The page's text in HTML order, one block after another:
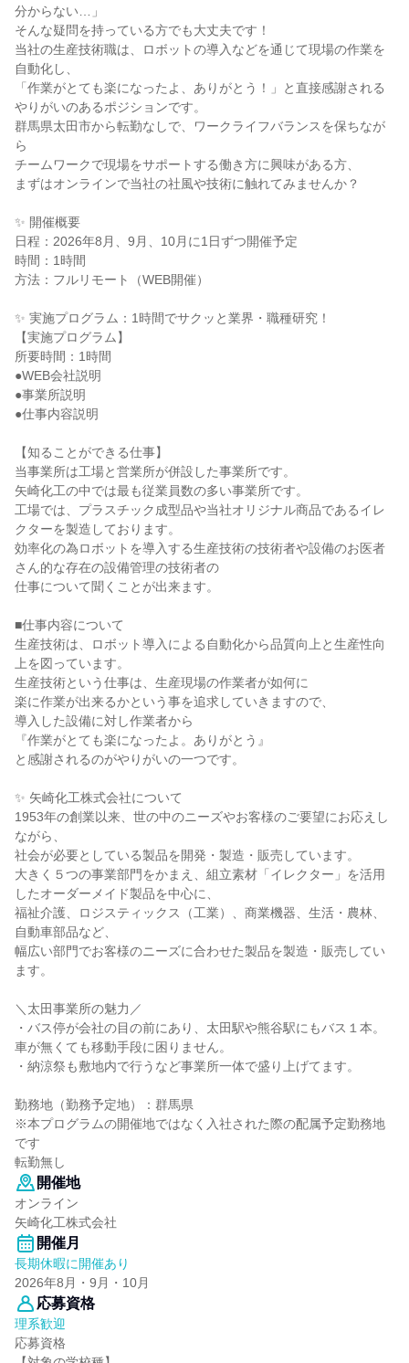
分からない…」
そんな疑問を持っている方でも大丈夫です！
当社の生産技術職は、ロボットの導入などを通じて現場の作業を
自動化し、
「作業がとても楽になったよ、ありがとう！」と直接感謝される
やりがいのあるポジションです。
群馬県太田市から転勤なしで、ワークライフバランスを保ちなが
ら
チームワークで現場をサポートする働き方に興味がある方、
まずはオンラインで当社の社風や技術に触れてみませんか？
✨ 開催概要
日程：2026年8月、9月、10月に1日ずつ開催予定
時間：1時間
方法：フルリモート（WEB開催）
✨ 実施プログラム：1時間でサクッと業界・職種研究！
【実施プログラム】
所要時間：1時間
●WEB会社説明
●事業所説明
●仕事内容説明
【知ることができる仕事】
当事業所は工場と営業所が併設した事業所です。
矢崎化工の中では最も従業員数の多い事業所です。
工場では、プラスチック成型品や当社オリジナル商品であるイレ
クターを製造しております。
効率化の為ロボットを導入する生産技術の技術者や設備のお医者
さん的な存在の設備管理の技術者の
仕事について聞くことが出来ます。
■仕事内容について
生産技術は、ロボット導入による自動化から品質向上と生産性向
上を図っています。
生産技術という仕事は、生産現場の作業者が如何に
楽に作業が出来るかという事を追求していきますので、
導入した設備に対し作業者から
『作業がとても楽になったよ。ありがとう』
と感謝されるのがやりがいの一つです。
✨ 矢崎化工株式会社について
1953年の創業以来、世の中のニーズやお客様のご要望にお応えし
ながら、
社会が必要としている製品を開発・製造・販売しています。
大きく５つの事業部門をかまえ、組立素材「イレクター」を活用
したオーダーメイド製品を中心に、
福祉介護、ロジスティックス（工業）、商業機器、生活・農林、
自動車部品など、
幅広い部門でお客様のニーズに合わせた製品を製造・販売してい
ます。
＼太田事業所の魅力／
・バス停が会社の目の前にあり、太田駅や熊谷駅にもバス１本。
車が無くても移動手段に困りません。
・納涼祭も敷地内で行うなど事業所一体で盛り上げてます。
勤務地（勤務予定地）：群馬県
※本プログラムの開催地ではなく入社された際の配属予定勤務地
です
転勤無し
開催地
オンライン
矢崎化工株式会社
開催月
長期休暇に開催あり
2026年8月・9月・10月
応募資格
理系歓迎
応募資格